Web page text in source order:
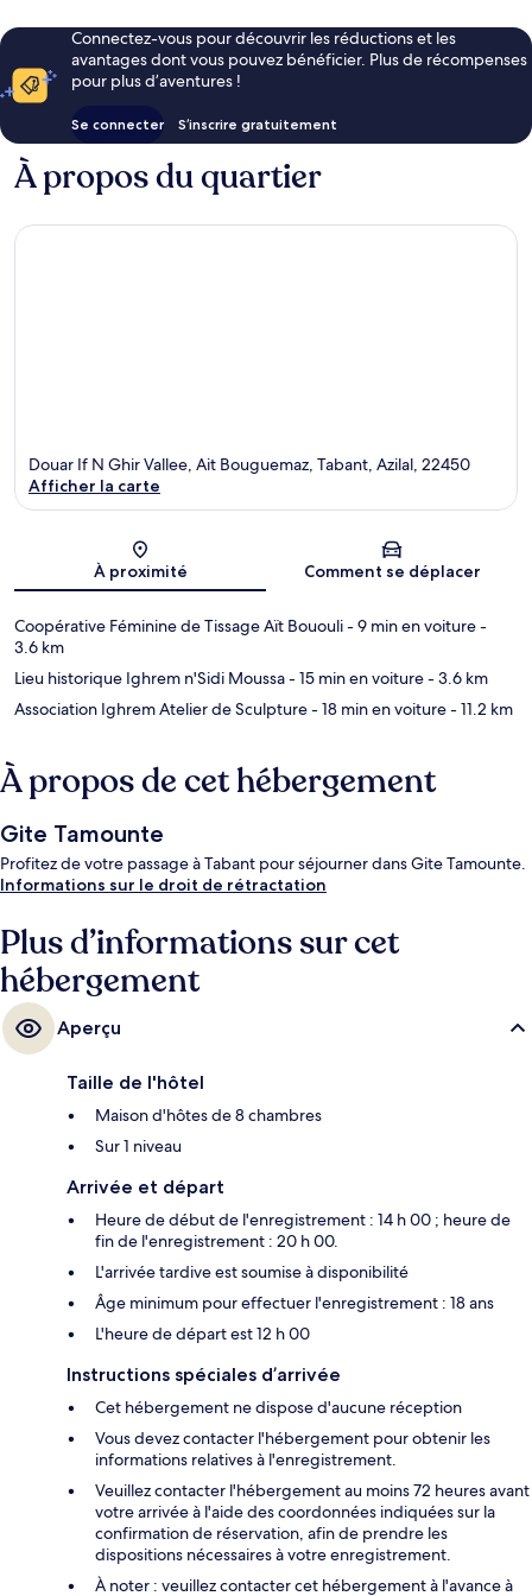
Connectez-vous pour découvrir les réductions et les
avantages dont vous pouvez bénéficier. Plus de récompenses
pour plus d’aventures !
Se connecter S’inscrire gratuitement
À propos du quartier
Douar If N Ghir Vallee, Ait Bouguemaz, Tabant, Azilal, 22450
Afficher la carte
À proximité Comment se déplacer
Coopérative Féminine de Tissage Aït Bououli- 9 min en voiture-
3.6 km
Lieu historique Ighrem n'Sidi Moussa- 15 min en voiture- 3.6 km
Association Ighrem Atelier de Sculpture- 18 min en voiture- 11.2 km
À propos de cet hébergement
Gite Tamounte
Profitez de votre passage à Tabant pour séjourner dans Gite Tamounte.
Informations sur le droit de rétractation
Plus d’informations sur cet
hébergement
Aperçu
Taille de l'hôtel
Maison d'hôtes de 8 chambres
Sur 1 niveau
Arrivée et départ
Heure de début de l'enregistrement : 14 h 00 ; heure de
fin de l'enregistrement : 20 h 00.
L'arrivée tardive est soumise à disponibilité
Âge minimum pour effectuer l'enregistrement : 18 ans
L'heure de départ est 12 h 00
Instructions spéciales d’arrivée
Cet hébergement ne dispose d'aucune réception
Vous devez contacter l'hébergement pour obtenir les
informations relatives à l'enregistrement.
Veuillez contacter l'hébergement au moins 72 heures avant
votre arrivée à l'aide des coordonnées indiquées sur la
confirmation de réservation, afin de prendre les
dispositions nécessaires à votre enregistrement.
À noter : veuillez contacter cet hébergement à l'avance à